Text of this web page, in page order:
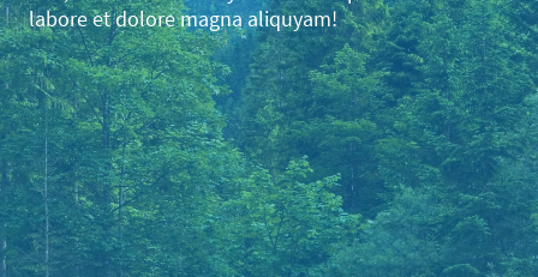
labore et dolore magna aliquyam!